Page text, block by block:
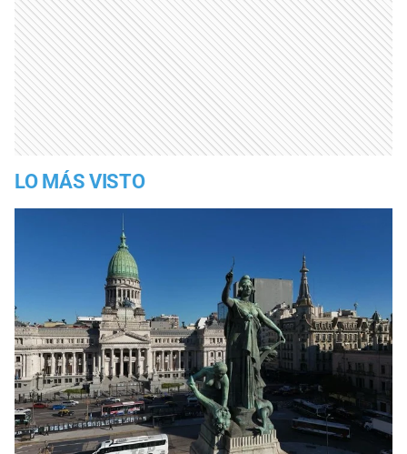
LO MÁS VISTO